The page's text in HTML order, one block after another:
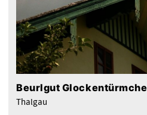
Beurlgut
Thalgau